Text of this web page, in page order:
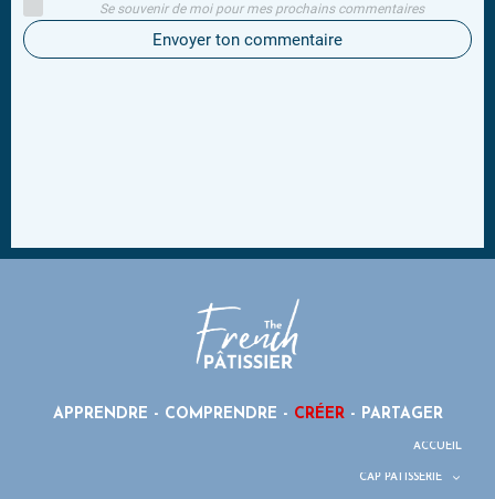
Se souvenir de moi pour mes prochains commentaires
Envoyer ton commentaire
APPRENDRE - COMPRENDRE - CRÉER- PARTAGER
ACCUEIL
CAP PÂTISSERIE